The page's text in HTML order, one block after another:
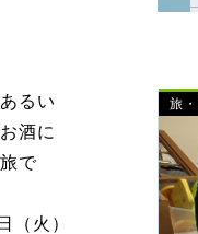
旅
るい
酒に
で
（火）